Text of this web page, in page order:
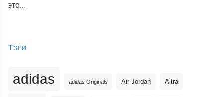
это...
Тэги
adidas adidas Originals Air Jordan Altra